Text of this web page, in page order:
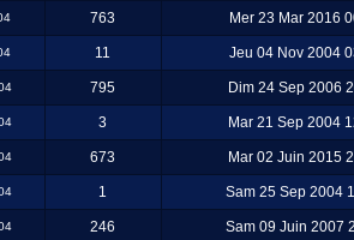
763 Mer 23 Mar 2016
11 Jeu 04 Nov 2004
795 Dim 24 Sep 2006
3 Mar 21 Sep 2004
673 Mar 02 Juin 2015
1 Sam 25 Sep 2004
246 Sam 09 Juin 2007